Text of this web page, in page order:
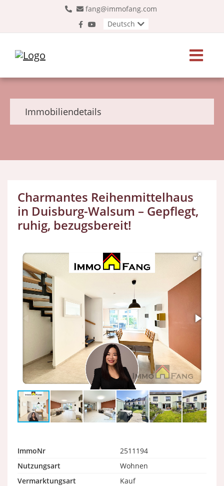
fang@immofang.com
Deutsch
Immobiliendetails
Charmantes Reihenmittelhaus
in Duisburg-Walsum – Gepflegt,
ruhig, bezugsbereit!
ImmoNr
2511194
Nutzungsart
Wohnen
Vermarktungsart
Kauf